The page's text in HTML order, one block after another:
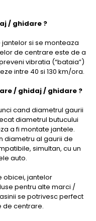
/ ghidare ?
si se monteaza
de centrare este de a
vibratia (“bataia”)
intre 40 si 130 km/ora.
/ ghidaj / ghidare ?
cand diametrul gaurii
diametrul butucului
a fi montate jantele.
diametru al gaurii de
simultan, cu un
auto.
obicei, jantelor
pentru alte marci /
se potrivesc perfect
de centrare.